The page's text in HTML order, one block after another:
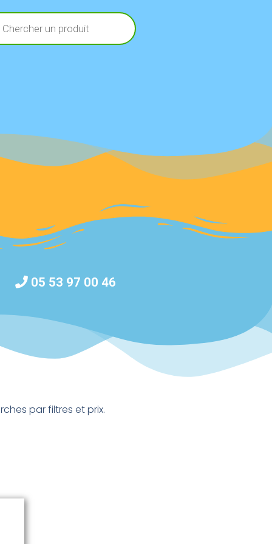
05 53 97 00 46
par filtres et prix.